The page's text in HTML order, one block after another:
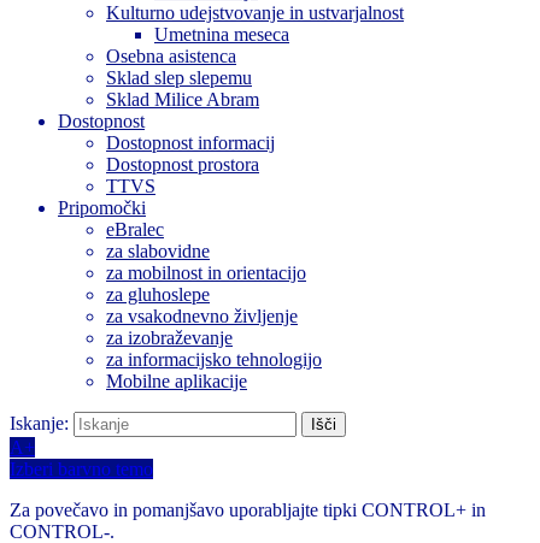
Kulturno udejstvovanje in ustvarjalnost
Umetnina meseca
Osebna asistenca
Sklad slep slepemu
Sklad Milice Abram
Dostopnost
Dostopnost informacij
Dostopnost prostora
TTVS
Pripomočki
eBralec
za slabovidne
za mobilnost in orientacijo
za gluhoslepe
za vsakodnevno življenje
za izobraževanje
za informacijsko tehnologijo
Mobilne aplikacije
Iskanje:
A+
Izberi barvno temo
Za povečavo in pomanjšavo uporabljajte tipki CONTROL+ in
CONTROL-.